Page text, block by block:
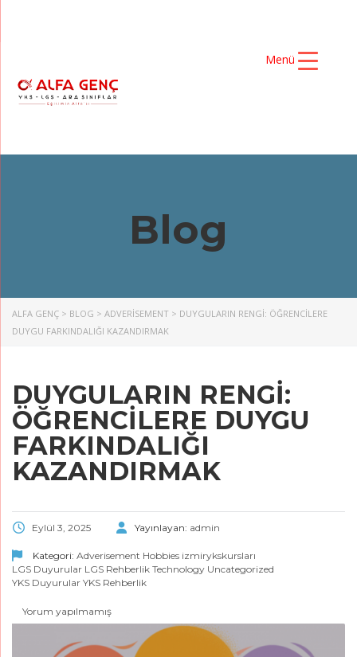
Menü
Blog
ALFA GENÇ > BLOG > ADVERISEMENT > DUYGULARIN RENGI: ÖĞRENCILERE
DUYGU FARKINDALIĞI KAZANDIRMAK
DUYGULARIN RENGI:
ÖĞRENCILERE DUYGU
FARKINDALIĞI
KAZANDIRMAK
Eylül 3, 2025 Yayınlayan: admin
Kategori: Adverisement Hobbies izmirykskursları
LGS Duyurular LGS Rehberlik Technology Uncategorized
YKS Duyurular YKS Rehberlik
Yorum yapılmamış